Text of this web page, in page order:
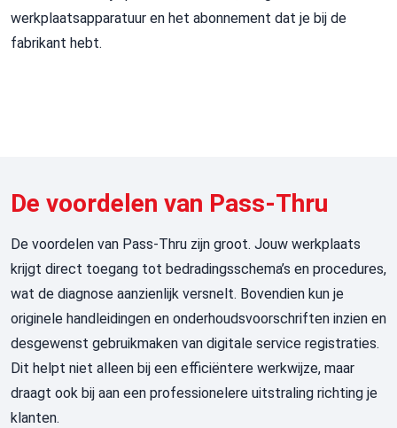
werkplaatsapparatuur en het abonnement dat je bij de
fabrikant hebt.
De voordelen van Pass-Thru
De voordelen van Pass-Thru zijn groot. Jouw werkplaats
krijgt direct toegang tot bedradingsschema’s en procedures,
wat de diagnose aanzienlijk versnelt. Bovendien kun je
originele handleidingen en onderhoudsvoorschriften inzien en
desgewenst gebruikmaken van digitale service registraties.
Dit helpt niet alleen bij een efficiëntere werkwijze, maar
draagt ook bij aan een professionelere uitstraling richting je
klanten.